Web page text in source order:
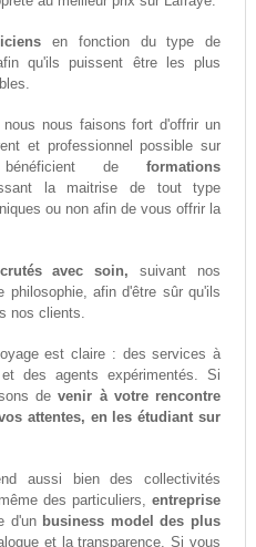
en fonction du type de
qu'ils puissent être les plus
nous nous faisons fort d'offrir un
et professionnel possible sur
bénéficient deformations
la maitrise de tout type
ou non afin de vous offrir la
avec soin, suivant nos
philosophie, afin d'être sûr qu'ils
nos clients.
est claire : des services à
des agents expérimentés. Si
devenir à votre rencontre
attentes, en les étudiant sur
aussi bien des collectivités
des particuliers,entreprise
d'un business model des plus
et la transparence. Si vous